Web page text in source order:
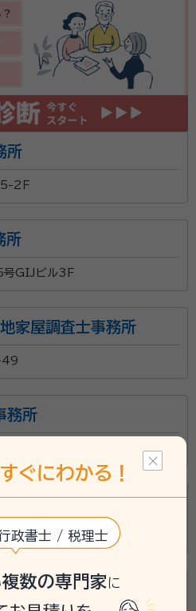
所
2Ｆ
所
号GIJビル3F
家屋調査士事務所
49
務所
所
4
ぐにわかる！
政書士 / 税理士
数の専門家に